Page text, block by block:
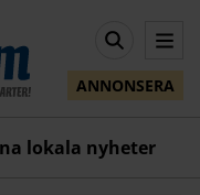
ANNONSERA
lokala nyheter